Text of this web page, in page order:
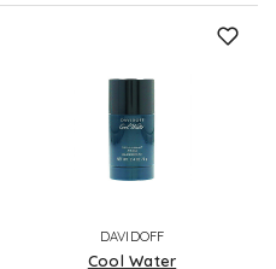
DAVIDOFF
Cool Water